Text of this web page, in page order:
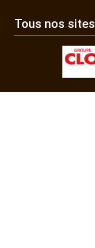
Tous nos sites